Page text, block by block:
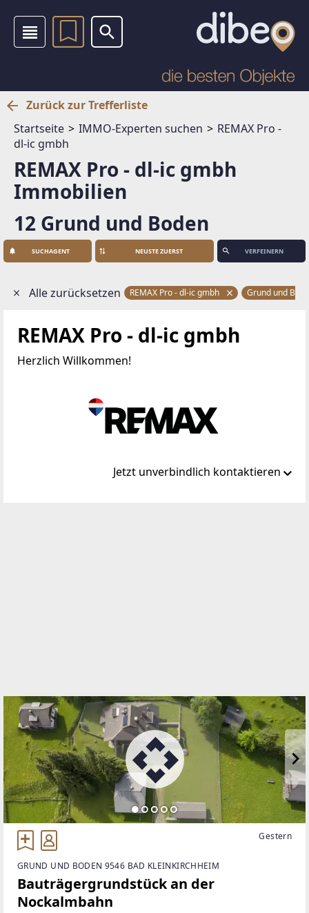
Zurück zur Trefferliste
Startseite
IMMO-Experten suchen
REMAX Pro -
dl-ic gmbh
REMAX Pro - dl-ic gmbh
Immobilien
12 Grund und Boden
SUCHAGENT VERFEINERN
Alle zurücksetzen REMAX Pro - dl-ic gmbh Grund und
REMAX Pro - dl-ic gmbh
Herzlich Willkommen!
Jetzt unverbindlich kontaktieren
Gestern
GRUND UND BODEN 9546 BAD KLEINKIRCHHEIM
Bauträgergrundstück an der
Nockalmbahn